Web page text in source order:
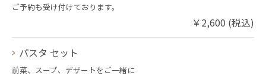
ご予約も受け付けております。
￥2,600 (税込)
パスタ セット
前菜、スープ、デザートをご一緒に